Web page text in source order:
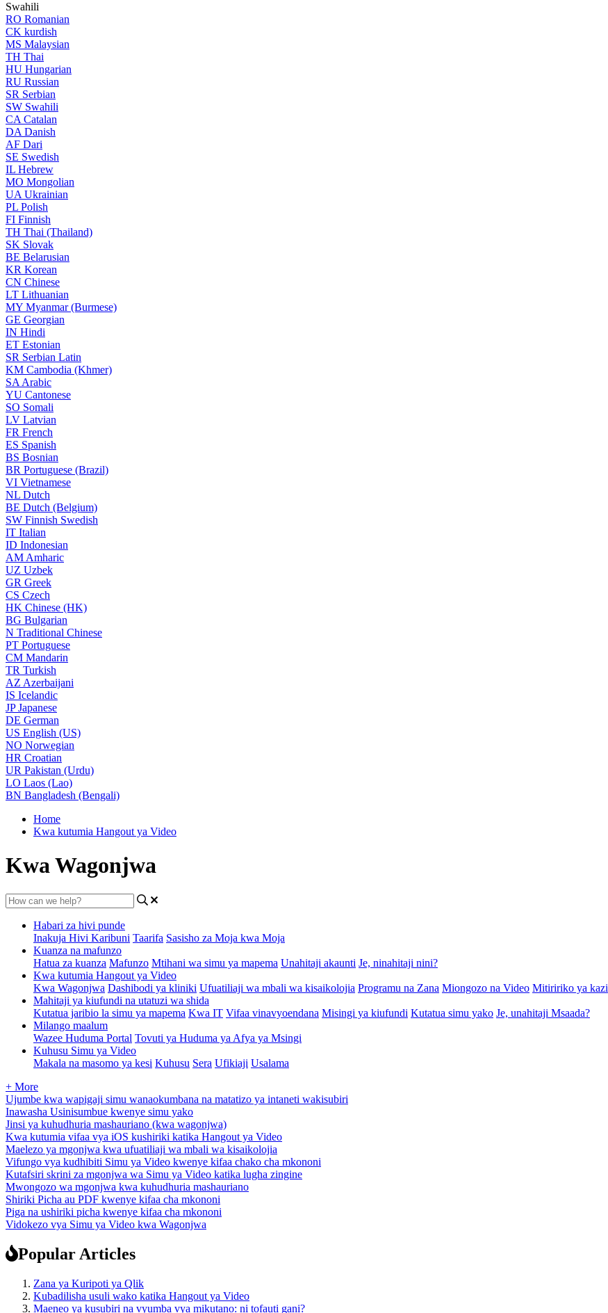
Swahili
RO Romanian
CK kurdish
MS Malaysian
TH Thai
HU Hungarian
RU Russian
SR Serbian
SW Swahili
CA Catalan
DA Danish
AF Dari
SE Swedish
IL Hebrew
MO Mongolian
UA Ukrainian
PL Polish
FI Finnish
TH Thai (Thailand)
SK Slovak
BE Belarusian
KR Korean
CN Chinese
LT Lithuanian
MY Myanmar (Burmese)
GE Georgian
IN Hindi
ET Estonian
SR Serbian Latin
KM Cambodia (Khmer)
SA Arabic
YU Cantonese
SO Somali
LV Latvian
FR French
ES Spanish
BS Bosnian
BR Portuguese (Brazil)
VI Vietnamese
NL Dutch
BE Dutch (Belgium)
SW Finnish Swedish
IT Italian
ID Indonesian
AM Amharic
UZ Uzbek
GR Greek
CS Czech
HK Chinese (HK)
BG Bulgarian
N Traditional Chinese
PT Portuguese
CM Mandarin
TR Turkish
AZ Azerbaijani
IS Icelandic
JPJapanese
DE German
US English (US)
NO Norwegian
HR Croatian
UR Pakistan (Urdu)
LO Laos (Lao)
BN Bangladesh (Bengali)
Home
Kwa kutumia Hangout ya Video
Kwa Wagonjwa
Habari za hivi punde
Inakuja Hivi Karibuni Taarifa Sasisho za Moja kwa Moja
Kuanza na mafunzo
Hatua za kuanza Mafunzo Mtihani wa simu ya mapema Unahitaji akaunti Je, ninahitaji nini?
Kwa kutumia Hangout ya Video
Kwa Wagonjwa Dashibodi ya kliniki Ufuatiliaji wa mbali wa kisaikolojia Programu na Zana Miongozo na Video Mitiririko ya kazi
Mahitaji ya kiufundi na utatuzi wa shida
Kutatua jaribio la simu ya mapema Kwa IT Vifaa vinavyoendana Misingi ya kiufundi Kutatua simu yako Je, unahitaji Msaada?
Milango maalum
Wazee Huduma Portal Tovuti ya Huduma ya Afya ya Msingi
Kuhusu Simu ya Video
Makala na masomo ya kesi Kuhusu Sera Ufikiaji Usalama
+ More
Ujumbe kwa wapigaji simu wanaokumbana na matatizo ya intaneti wakisubiri
Inawasha Usinisumbue kwenye simu yako
Jinsi ya kuhudhuria mashauriano (kwa wagonjwa)
Kwa kutumia vifaa vya iOS kushiriki katika Hangout ya Video
Maelezo ya mgonjwa kwa ufuatiliaji wa mbali wa kisaikolojia
Vifungo vya kudhibiti Simu ya Video kwenye kifaa chako cha mkononi
Kutafsiri skrini za mgonjwa wa Simu ya Video katika lugha zingine
Mwongozo wa mgonjwa kwa kuhudhuria mashauriano
Shiriki Picha au PDF kwenye kifaa cha mkononi
Piga na ushiriki picha kwenye kifaa cha mkononi
Vidokezo vya Simu ya Video kwa Wagonjwa
Popular Articles
Zana ya Kuripoti ya Qlik
Kubadilisha usuli wako katika Hangout ya Video
Maeneo ya kusubiri na vyumba vya mikutano: ni tofauti gani?